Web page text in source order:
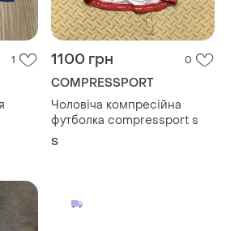
1 1100 грн 0
COMPRESSPORT
Чоловіча компресійна
футболка compressport s
S